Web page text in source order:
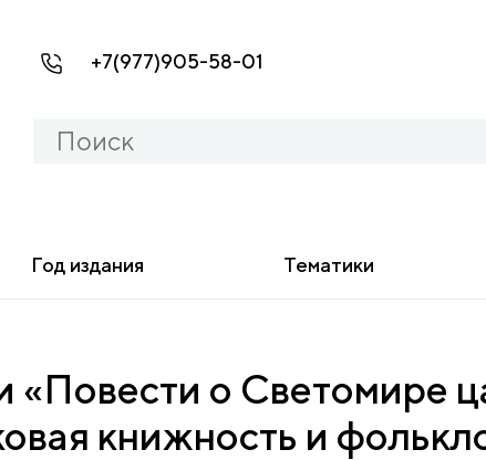
+7(977)905-58-01
Год издания Тематики
«Повести о Светомире
книжность и